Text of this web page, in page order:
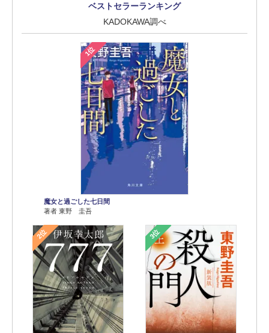
ベストセラーランキング
KADOKAWA調べ
1位
魔女と過ごした七日間
著者 東野 圭吾
2位 3位